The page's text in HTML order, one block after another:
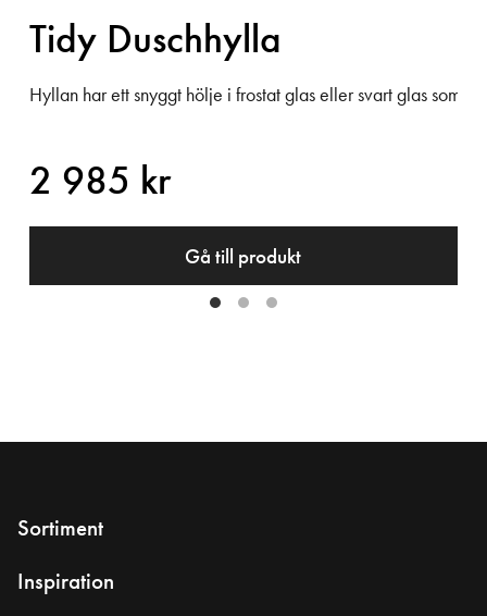
två höjder 1000 eller 1990 mm. Front i Briljantglas.
Tidy Duschhylla
Hyllan har ett snyggt hölje i frostat glas eller svart glas som
2 985 kr
Gå till produkt
Sortiment
Inspiration